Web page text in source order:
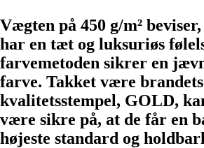
Vægten på 450 g/m²
har en tæt og luksuriøs
farvemetoden sikrer en
farve. Takket være brandets
kvalitetsstempel, GOLD,
være sikre på, at de får en
højeste standard og